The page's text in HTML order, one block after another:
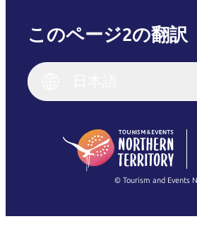
このページ2の翻訳
English (US)
English
(Singapore)
Français
© Tourism and Events